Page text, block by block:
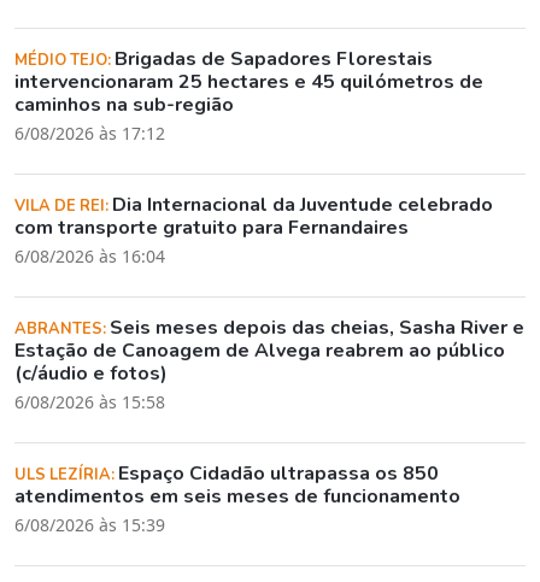
MÉDIO TEJO: Brigadas de Sapadores Florestais
intervencionaram 25 hectares e 45 quilómetros de
caminhos na sub-região
6/08/2026 às 17:12
VILA DE REI: Dia Internacional da Juventude celebrado
com transporte gratuito para Fernandaires
6/08/2026 às 16:04
ABRANTES: Seis meses depois das cheias, Sasha River e
Estação de Canoagem de Alvega reabrem ao público
(c/áudio e fotos)
6/08/2026 às 15:58
ULS LEZÍRIA: Espaço Cidadão ultrapassa os 850
atendimentos em seis meses de funcionamento
6/08/2026 às 15:39